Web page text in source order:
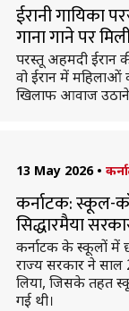
ईरानी गायिका
गाना गाने पर
परस्तू अहमदी ईरान
वो ईरान में
खिलाफ आवाज उठाने
13 May 2026 •
कर्नाटक: स्कूल-
सिद्धारमैया
कर्नाटक के स्‍कूलों में
राज्य सरकार ने
लिया, जिसके तहत
गई थी।